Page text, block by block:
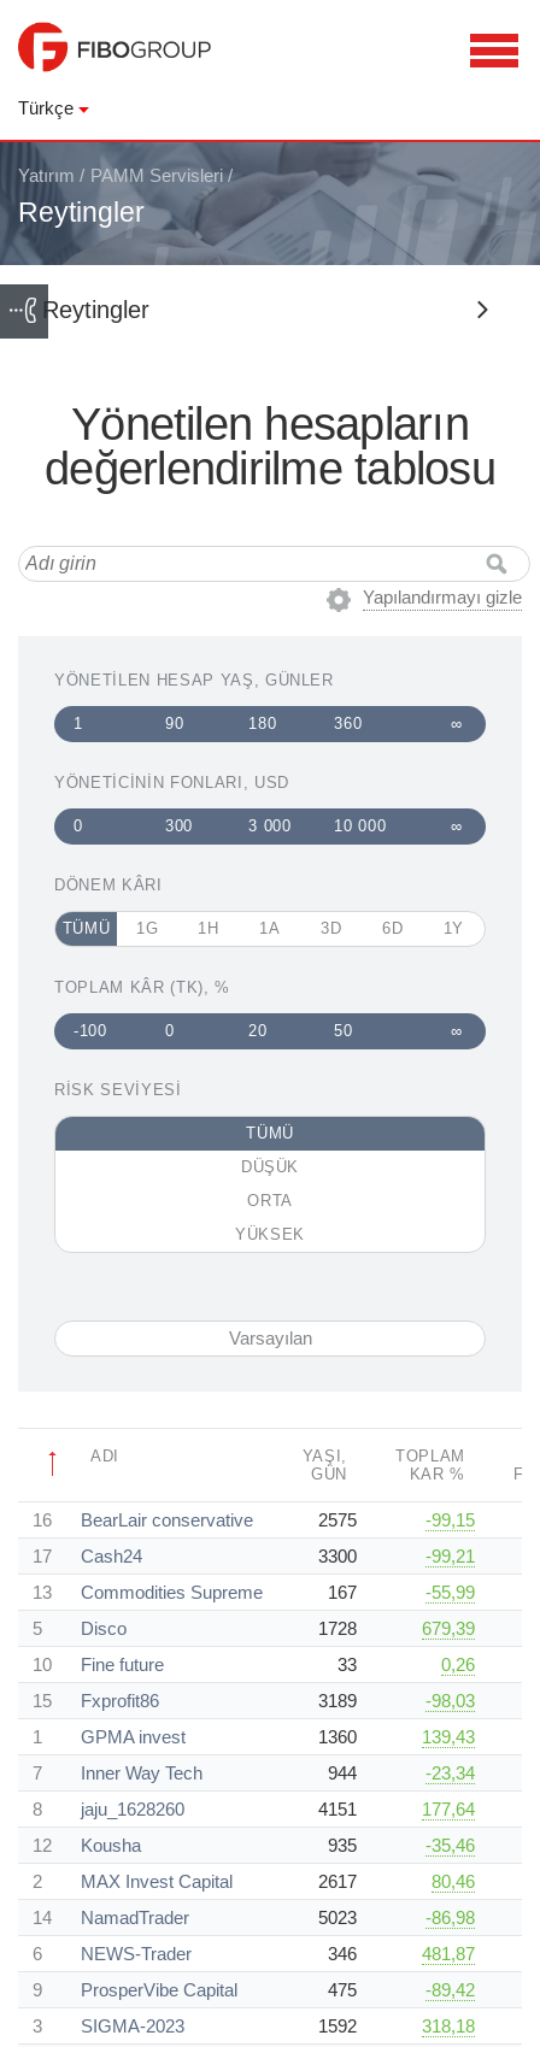
Türkçe
Yatırım / PAMM Servisleri/
Reytingler
Reytingler
Yönetilen hesapların
değerlendirilme tablosu
Yapılandırmayı gizle
YÖNETILEN HESAP YAŞ, GÜNLER
1 90 180 360 ∞
YÖNETICININ FONLARI, USD
0 300 3 000 10 000 ∞
DÖNEM KÂRI
TÜMÜ 1G 1H 1A 3D 6D 1Y
TOPLAM KÂR (TK), %
-100 0 20 50 ∞
RISK SEVIYESI
TÜMÜ
DÜŞÜK
ORTA
YÜKSEK
Varsayılan
ADI
YAŞI,
GÜN
TOPLAM
KAR %
16 BearLair conservative 2575
-99,15
17
Cash24 3300
-99,21
13
Commodities Supreme 167
-55,99
5
Disco 1728
679,39
10
Fine future 33
0,26
15
Fxprofit86 3189
-98,03
1
GPMA invest 1360
139,43
7
Inner Way Tech 944
-23,34
8
jaju_1628260 4151
177,64
12
Kousha 935
-35,46
2
MAX Invest Capital 2617
80,46
14
NamadTrader 5023
-86,98
6
NEWS-Trader 346
481,87
9
ProsperVibe Capital 475
-89,42
3
SIGMA-2023 1592
318,18